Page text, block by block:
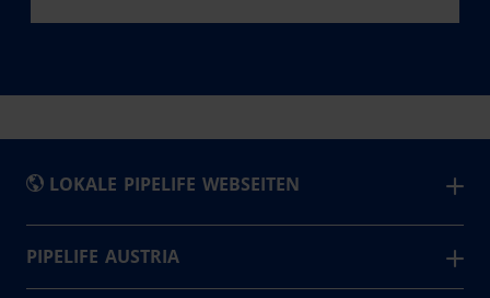
LOKALE PIPELIFE WEBSEITEN
België - Nederlands
Belgique - Français
PIPELIFE AUSTRIA
Wir sind der führende Kunststoffrohrhersteller in